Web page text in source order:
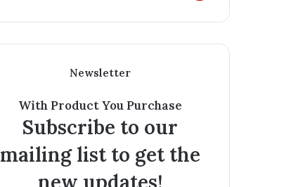
Newsletter
With Product You Purchase
Subscribe to our
mailing list to get the